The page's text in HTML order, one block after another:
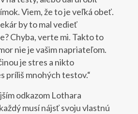
Viem, že to je veľká obeť.
by to mal vedieť
Chyba, verte mi. Takto to
nie je vašim napriateľom.
je stres a nikto
príliš mnohých testov.“
odkazom Lothara
musí nájsť svoju vlastnú